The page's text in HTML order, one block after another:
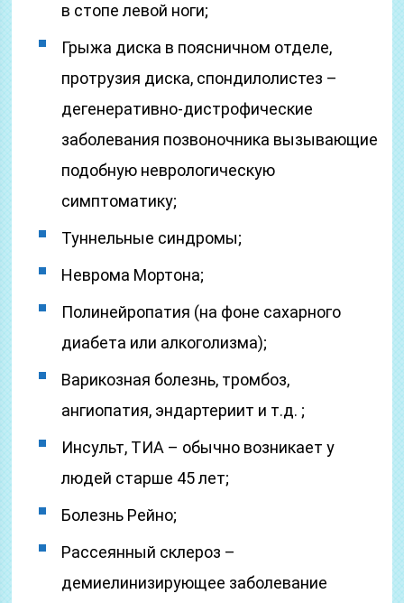
в стопе левой ноги;
Грыжа диска в поясничном отделе,
протрузия диска, спондилолистез –
дегенеративно-дистрофические
заболевания позвоночника вызывающие
подобную неврологическую
симптоматику;
Туннельные синдромы;
Неврома Мортона;
Полинейропатия (на фоне сахарного
диабета или алкоголизма);
Варикозная болезнь, тромбоз,
ангиопатия, эндартериит и т.д. ;
Инсульт, ТИА – обычно возникает у
людей старше 45 лет;
Болезнь Рейно;
Рассеянный склероз –
демиелинизирующее заболевание